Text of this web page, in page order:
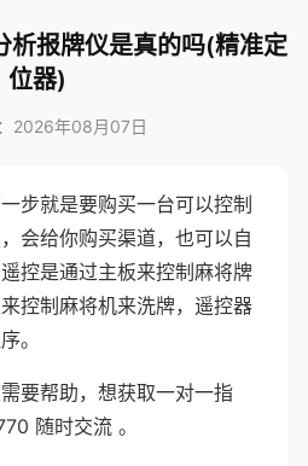
析报牌仪是真的吗(精准定
位器)
2026年08月07日
步就是要购买一台可以控制
会给你购买渠道，也可以自
控是通过主板来控制麻将牌
控制麻将机来洗牌，遥控器
。
要帮助，想获取一对一指
随时交流 。